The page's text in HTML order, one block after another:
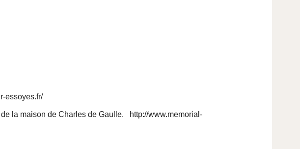
essoyes.fr/
la maison de Charles de Gaulle.
http://www.memorial-